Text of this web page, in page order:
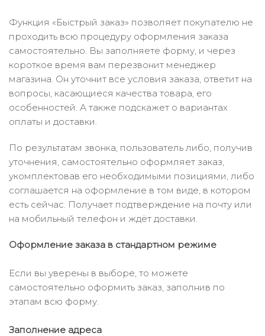
Функция «Быстрый заказ» позволяет покупателю не
проходить всю процедуру оформления заказа
самостоятельно. Вы заполняете форму, и через
короткое время вам перезвонит менеджер
магазина. Он уточнит все условия заказа, ответит на
вопросы, касающиеся качества товара, его
особенностей. А также подскажет о вариантах
оплаты и доставки.
По результатам звонка, пользователь либо, получив
уточнения, самостоятельно оформляет заказ,
укомплектовав его необходимыми позициями, либо
соглашается на оформление в том виде, в котором
есть сейчас. Получает подтверждение на почту или
на мобильный телефон и ждёт доставки.
Оформление заказа в стандартном режиме
Если вы уверены в выборе, то можете
самостоятельно оформить заказ, заполнив по
этапам всю форму.
Заполнение адреса